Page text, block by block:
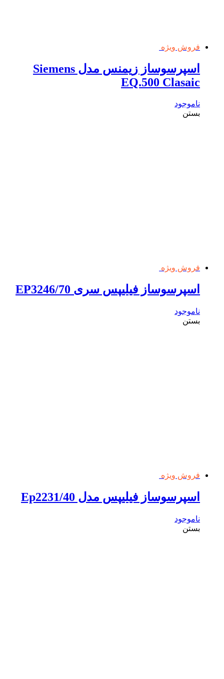
فروش ویژه
اسپرسوساز زیمنس مدل Siemens
EQ.500 Clasaic
ناموجود
بستن
فروش ویژه
اسپرسوساز فیلیپس سری EP3246/70
ناموجود
بستن
فروش ویژه
اسپرسوساز فیلیپس مدل Ep2231/40
ناموجود
بستن